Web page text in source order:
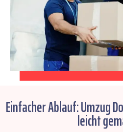
Einfacher Ablauf: Umzug
leicht